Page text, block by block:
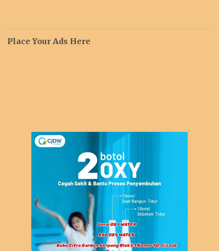
Place Your Ads Here